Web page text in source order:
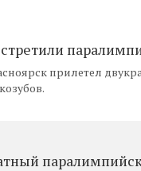
прилетел